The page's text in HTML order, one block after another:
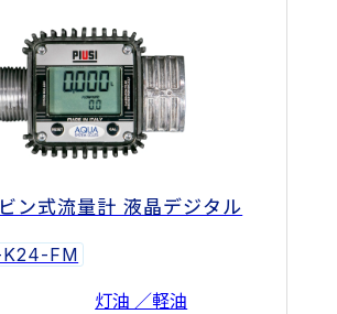
ン式流量計 液晶デジタル
FM
灯油 ／軽油